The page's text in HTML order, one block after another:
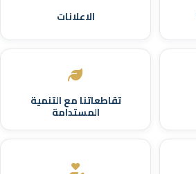
الاعلانات
تقاطعاتنا مع التنمية
المستدامة